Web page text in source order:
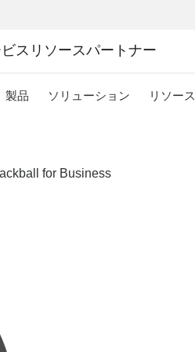
ス リソースパートナー
製品 ソリューション リソース
for Business